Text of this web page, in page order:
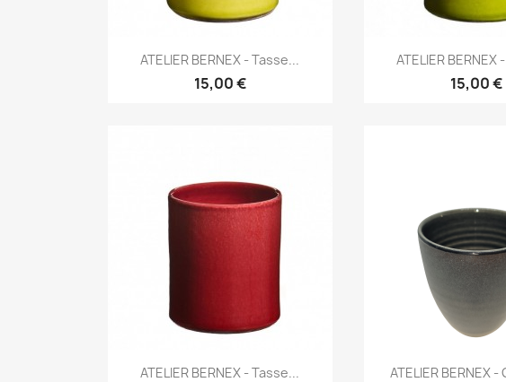
Aperçu rapide
ATELIER BERNEX - Tasse...
15,00 €
Aperçu
ATELIER BERNEX
15,00 €
Aperçu rapide
ATELIER BERNEX - Tasse... Aperçu
ATELIER BERNEX